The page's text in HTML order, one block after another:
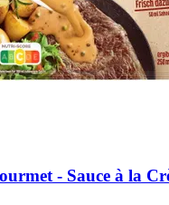
-​ Sauce à la